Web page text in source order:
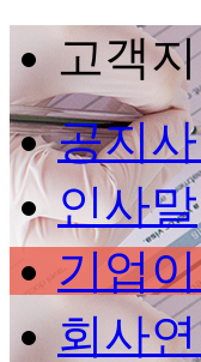
고객
공지
인사말
기업
회사